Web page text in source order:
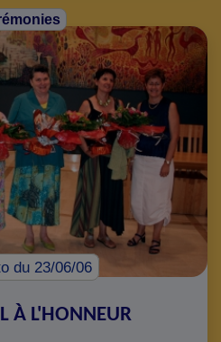
du 23/06/06
À L'HONNEUR